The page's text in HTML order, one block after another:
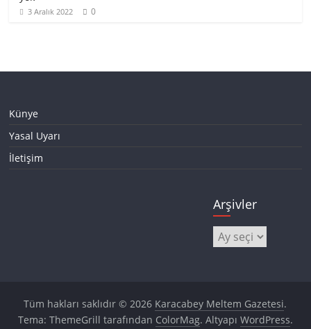
3 Aralık 2022 0
Künye
Yasal Uyarı
İletişim
Arşivler
Arşivler
Tüm hakları saklıdır © 2026 Karacabey Meltem Gazetesi.
Tema: ThemeGrill tarafından ColorMag. Altyapı WordPress.